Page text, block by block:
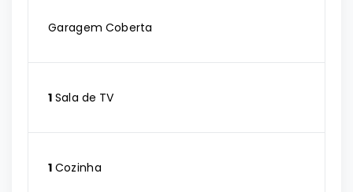
Garagem Coberta
1 Sala de TV
1 Cozinha